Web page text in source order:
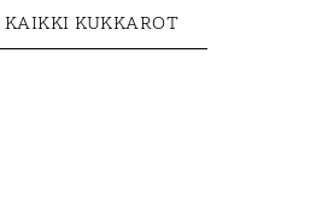
KAIKKI KUKKAROT